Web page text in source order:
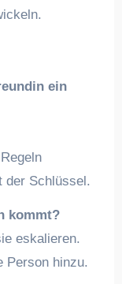
ein
der Schlüssel.
kommt?
eskalieren.
Person hinzu.